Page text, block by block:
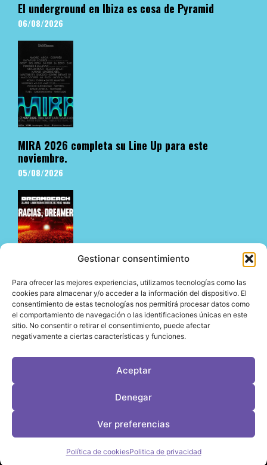
Gestionar consentimiento
Para ofrecer las mejores experiencias, utilizamos tecnologías como las
cookies para almacenar y/o acceder a la información del dispositivo. El
consentimiento de estas tecnologías nos permitirá procesar datos como
el comportamiento de navegación o las identificaciones únicas en este
sitio. No consentir o retirar el consentimiento, puede afectar
negativamente a ciertas características y funciones.
Aceptar
Denegar
Ver preferencias
Política de cookiesPolitica de privacidad
El underground en Ibiza es cosa de Pyramid
06/08/2026
MIRA 2026 completa su Line Up para este
noviembre.
05/08/2026
Dreambeach no defrauda en su estreno en Vélez-
Málaga y abre su nueva etapa en la Costa del Sol
05/08/2026
Desarrollo web por OrigenDigitalContacto: info@leviragetv
Política de CookiesPolítica de Privacidad